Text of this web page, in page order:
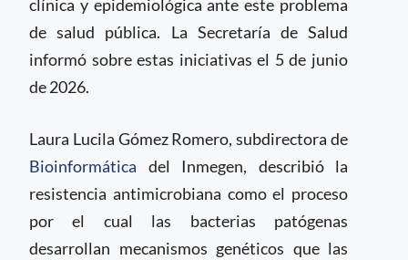
clínica y epidemiológica ante este problema
de salud pública. La Secretaría de Salud
informó sobre estas iniciativas el 5 de junio
de 2026.
Laura Lucila Gómez Romero, subdirectora de
Bioinformática del Inmegen, describió la
resistencia antimicrobiana como el proceso
por el cual las bacterias patógenas
desarrollan mecanismos genéticos que las